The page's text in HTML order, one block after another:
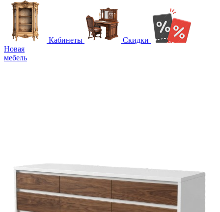
Кабинеты
Скидки
Новая
мебель